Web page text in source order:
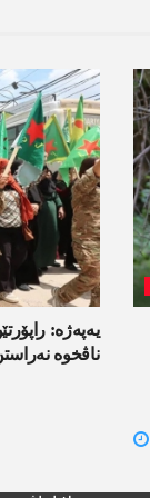
یەپەژە:
ناڤخوە